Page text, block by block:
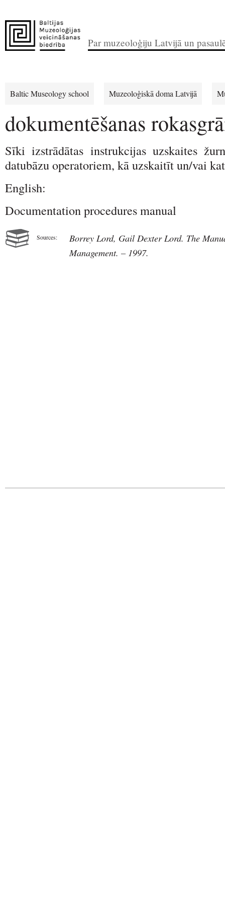
Par muzeoloģiju Latvijā un
Baltic Museology school Muzeoloģiskā doma Latvijā
dokumentēšanas
Sīki izstrādātas instrukcijas uzskaites
datubāzu operatoriem, kā uzskaitīt un/vai
English:
Documentation procedures manual
Sources:
Borrey Lord, Gail Dexter Lord. The
Management. – 1997.